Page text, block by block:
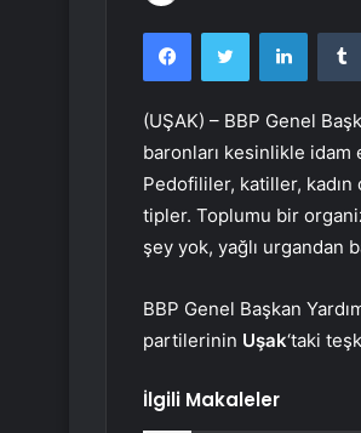
FacebookTwitter
(UŞAK) – BBP Genel
baronları kesinlikle idam
Pedofililer, katiller, kadın
tipler. Toplumu bir
şey yok, yağlı urgandan
BBP Genel Başkan
partilerinin Uşak‘taki
İlgili Makaleler